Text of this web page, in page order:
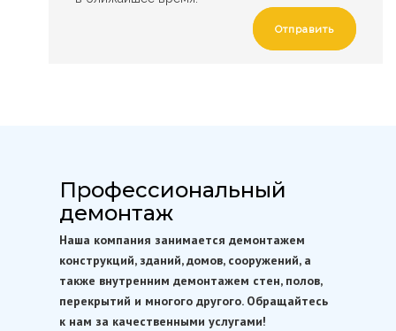
Отправить
Профессиональный
демонтаж
Наша компания занимается демонтажем
конструкций, зданий, домов, сооружений, а
также внутренним демонтажем стен, полов,
перекрытий и многого другого. Обращайтесь
к нам за качественными услугами!